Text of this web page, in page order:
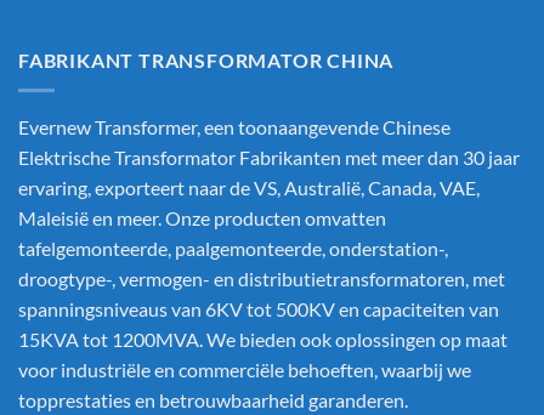
FABRIKANT TRANSFORMATOR CHINA
Evernew Transformer, een toonaangevendeChinese
Elektrische Transformator Fabrikanten met meer dan 30 jaar
ervaring, exporteert naar de VS, Australië, Canada, VAE,
Maleisië en meer. Onze producten omvatten
tafelgemonteerde, paalgemonteerde, onderstation-,
droogtype-, vermogen- en distributietransformatoren, met
spanningsniveaus van 6KV tot 500KV en capaciteiten van
15KVA tot 1200MVA. We bieden ook oplossingen op maat
voor industriële en commerciële behoeften, waarbij we
topprestaties en betrouwbaarheid garanderen.